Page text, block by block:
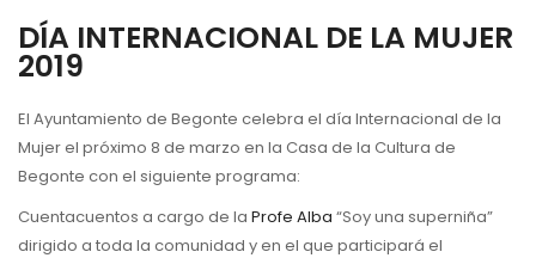
DÍA INTERNACIONAL DE LA MUJER
2019
El Ayuntamiento de Begonte celebra el día Internacional de la
Mujer el próximo 8 de marzo en la Casa de la Cultura de
Begonte con el siguiente programa:
Cuentacuentos a cargo de la Profe Alba “Soy una superniña”
dirigido a toda la comunidad y en el que participará el